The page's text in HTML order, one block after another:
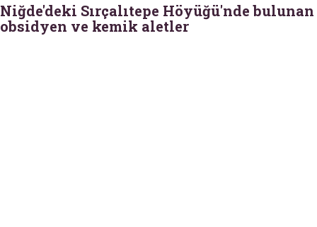
Niğde'deki Sırçalıtepe Höyüğü'nde bulunan
obsidyen ve kemik aletler